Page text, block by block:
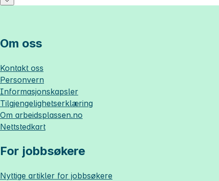
Om oss
Kontakt oss
Personvern
Informasjonskapsler
Tilgjengelighetserklæring
Om arbeidsplassen.no
Nettstedkart
For jobbsøkere
Nyttige artikler for jobbsøkere